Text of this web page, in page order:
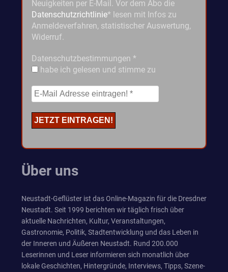
Neuigkeiten per E-Mail. Vor dem Abo die
Datenschutzrichtlinie* lesen mit Infos zu
Anmeldeverfahren, statistischer Auswertung,
Widerruf.
Datenschutzbestimmungen *
habe ich gelesen und stimme zu
Über uns
Neustadt-Geflüster ist das Online-Magazin für die Dresdner
Neustadt. Seit 1999 berichten wir täglich frisch über
aktuelle Nachrichten, Kultur, Veranstaltungen,
Gastronomie, Politik, Stadtentwicklung und das Leben in
der Inneren und Äußeren Neustadt. Rund 200.000
Leserinnen und Leser informieren sich monatlich über
lokale Geschichten, Hintergründe, Interviews, Tipps, Szene-